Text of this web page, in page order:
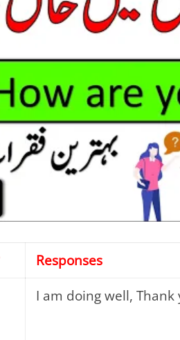
Responses
I am doing well, Thank